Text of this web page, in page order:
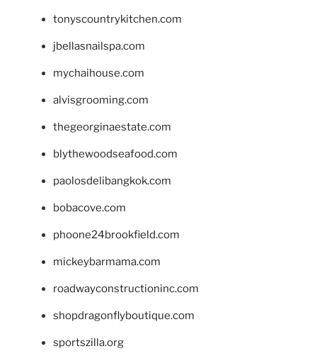
tonyscountrykitchen.com
jbellasnailspa.com
mychaihouse.com
alvisgrooming.com
thegeorginaestate.com
blythewoodseafood.com
paolosdelibangkok.com
bobacove.com
phoone24brookfield.com
mickeybarmama.com
roadwayconstructioninc.com
shopdragonflyboutique.com
sportszilla.org